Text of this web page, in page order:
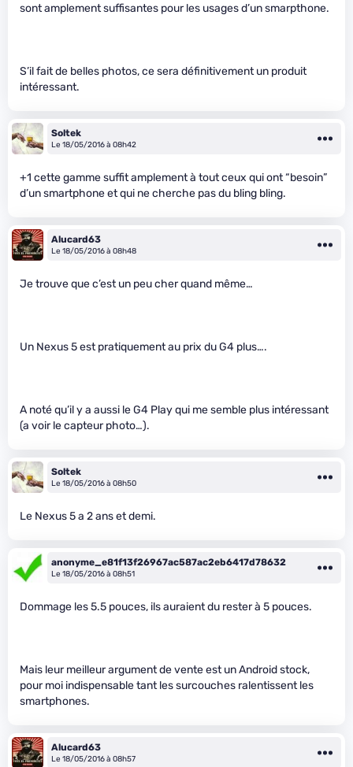
sont amplement suffisantes pour les usages d’un smarpthone.
S’il fait de belles photos, ce sera définitivement un produit
intéressant.
Soltek
Le 18/05/2016 à 08h42
+1 cette gamme suffit amplement à tout ceux qui ont “besoin”
d’un smartphone et qui ne cherche pas du bling bling.
Alucard63
Le 18/05/2016 à 08h48
Je trouve que c’est un peu cher quand même…
Un Nexus 5 est pratiquement au prix du G4 plus….
A noté qu’il y a aussi le G4 Play qui me semble plus intéressant
(a voir le capteur photo…).
Soltek
Le 18/05/2016 à 08h50
Le Nexus 5 a 2 ans et demi.
anonyme_e81f13f26967ac587ac2eb6417d78632
Le 18/05/2016 à 08h51
Dommage les 5.5 pouces, ils auraient du rester à 5 pouces.
Mais leur meilleur argument de vente est un Android stock,
pour moi indispensable tant les surcouches ralentissent les
smartphones.
Alucard63
Le 18/05/2016 à 08h57